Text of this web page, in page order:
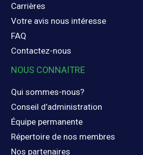
Carrières
Votre avis nous intéresse
FAQ
Contactez-nous
NOUS CONNAITRE
Qui sommes-nous?
Conseil d’administration
Équipe permanente
Répertoire de nos membres
Nos partenaires